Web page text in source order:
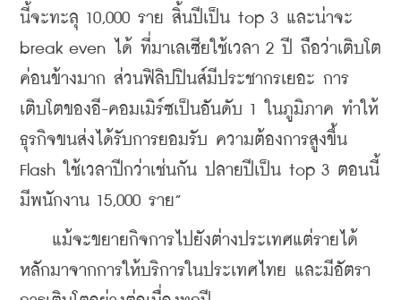
นี้จะทะลุ 10,000 ราย สิ้นปีเป็น top 3 และน่าจะ
break even ได้ ที่มาเลเซียใช้เวลา 2 ปี ถือว่าเติบโต
ค่อนข้างมาก ส่วนฟิลิปปินส์มีประชากรเยอะ การ
เติบโตของอี-คอมเมิร์ซเป็นอันดับ 1 ในภูมิภาค ทำให้
ธุรกิจขนส่งได้รับการยอมรับ ความต้องการสูงขึ้น
Flash ใช้เวลาปีกว่าเช่นกัน ปลายปีเป็น top 3 ตอนนี้
มีพนักงาน 15,000 ราย”
แม้จะขยายกิจการไปยังต่างประเทศแต่รายได้
หลักมาจากการให้บริการในประเทศไทย และมีอัตรา